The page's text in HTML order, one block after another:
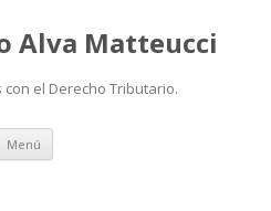
Alva Matteucci
el Derecho Tributario.
Menú Ir
contenido